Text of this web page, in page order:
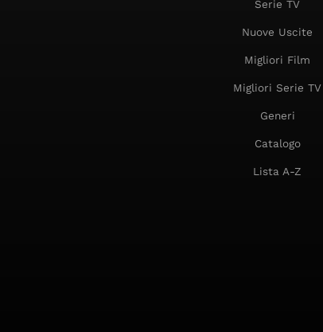
Serie TV
Nuove Uscite
Migliori Film
Migliori Serie TV
Generi
Catalogo
Lista A-Z